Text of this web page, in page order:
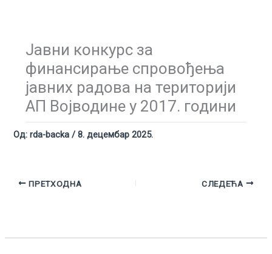
Јавни конкурс за
финансирање спровођења
јавних радова на територији
АП Војводине у 2017. години
Од: rda-backa/8. децембар 2025.
ПРЕТХОДНА СЛЕДЕЋА